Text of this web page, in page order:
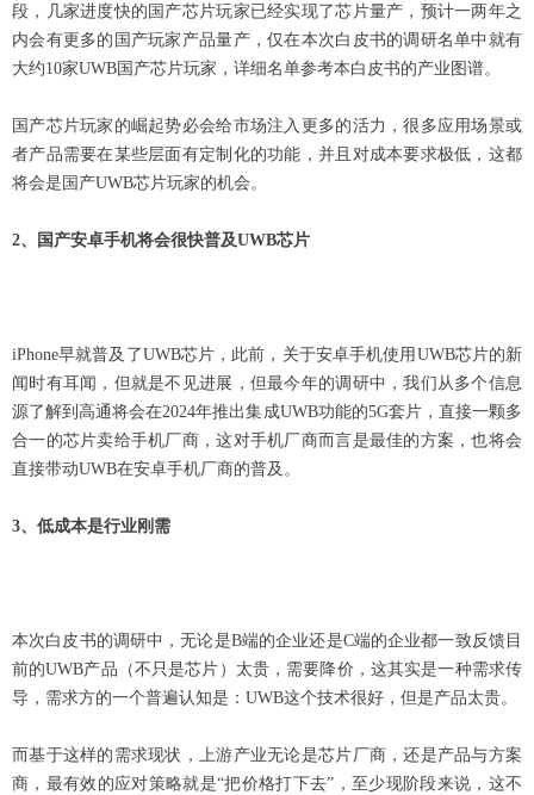
段，几家进度快的国产芯片玩家已经实现了芯片量产，预计一两年之
内会有更多的国产玩家产品量产，仅在本次白皮书的调研名单中就有
大约10家UWB国产芯片玩家，详细名单参考本白皮书的产业图谱。
国产芯片玩家的崛起势必会给市场注入更多的活力，很多应用场景或
者产品需要在某些层面有定制化的功能，并且对成本要求极低，这都
将会是国产UWB芯片玩家的机会。
2、国产安卓手机将会很快普及UWB芯片
iPhone早就普及了UWB芯片，此前，关于安卓手机使用UWB芯片的新
闻时有耳闻，但就是不见进展，但最今年的调研中，我们从多个信息
源了解到高通将会在2024年推出集成UWB功能的5G套片，直接一颗多
合一的芯片卖给手机厂商，这对手机厂商而言是最佳的方案，也将会
直接带动UWB在安卓手机厂商的普及。
3、低成本是行业刚需
本次白皮书的调研中，无论是B端的企业还是C端的企业都一致反馈目
前的UWB产品（不只是芯片）太贵，需要降价，这其实是一种需求传
导，需求方的一个普遍认知是：UWB这个技术很好，但是产品太贵。
而基于这样的需求现状，上游产业无论是芯片厂商，还是产品与方案
商，最有效的应对策略就是“把价格打下去”，至少现阶段来说，这不